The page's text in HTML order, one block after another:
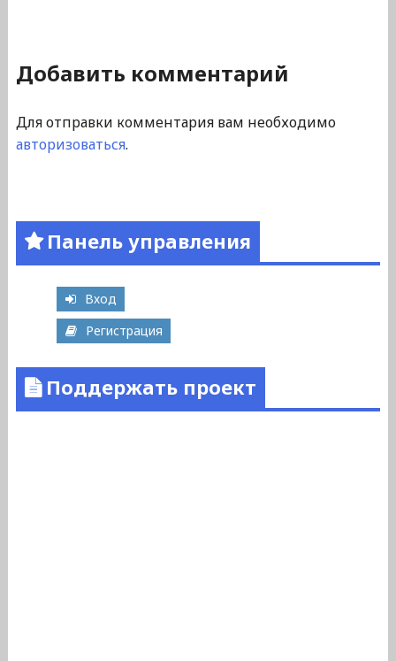
Добавить комментарий
Для отправки комментария вам необходимо
авторизоваться.
Панель управления
Вход
Регистрация
Поддержать проект